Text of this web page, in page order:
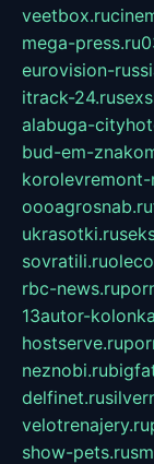
veetbox.ru
mega-press.ru
eurovision-
itrack-24.ru
alabuga-
bud-em-
korolevremont-
oooagrosnab.ru
ukrasotki.ru
sovratili.ru
rbc-news.ru
13autor-
hostserve.ru
neznobi.ru
delfinet.ru
velotrenajery.ru
show-pets.ru